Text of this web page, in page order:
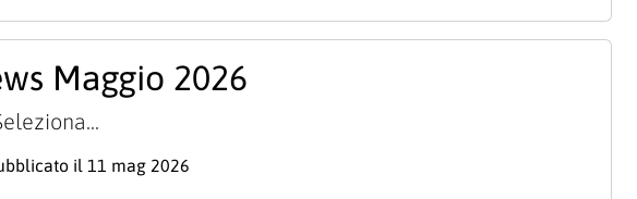
Maggio 2026
il 11 mag 2026